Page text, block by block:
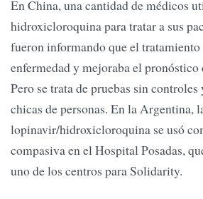
En China, una cantidad de médicos
hidroxicloroquina para tratar a sus
fueron informando que el tratamiento
enfermedad y mejoraba el pronóstico
Pero se trata de pruebas sin
chicas de personas. En la Argentina,
lopinavir/hidroxicloroquina se usó
compasiva en el Hospital Posadas,
uno de los centros para Solidarity.